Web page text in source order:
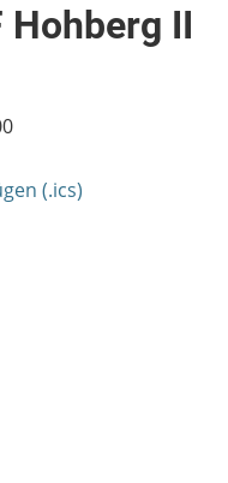
Hohberg II
(.ics)